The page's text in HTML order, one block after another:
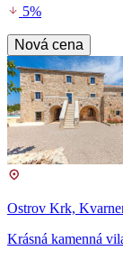
5%
Nová cena
Ostrov Krk,
Krásná kamenná